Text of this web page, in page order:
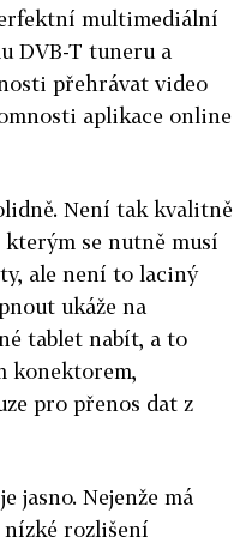
multimediální
DVB-T tuneru a
přehrávat video
aplikace online
Není tak kvalitně
kterým se nutně musí
ale není to laciný
ukáže na
tablet nabít, a to
konektorem,
pro přenos dat z
jasno. Nejenže má
nízké rozlišení